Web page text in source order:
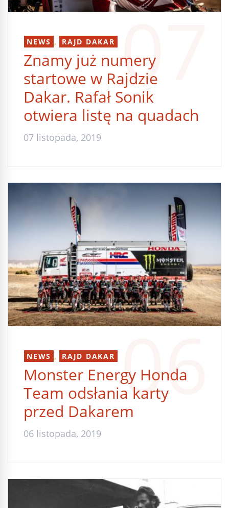
07
NEWS , RAJD DAKAR
Znamy już numery
startowe w Rajdzie
Dakar. Rafał Sonik
otwiera listę na quadach
07 listopada, 2019
06
NEWS , RAJD DAKAR
Monster Energy Honda
Team odsłania karty
przed Dakarem
06 listopada, 2019